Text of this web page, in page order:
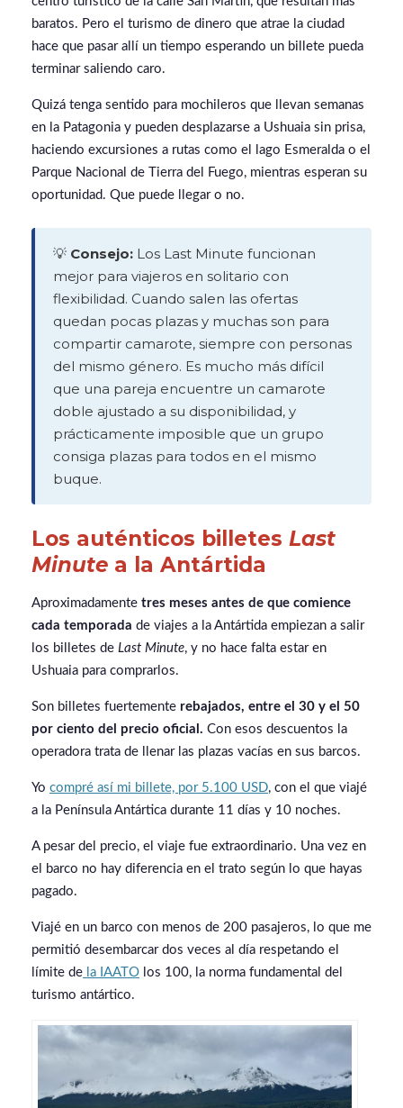
baratos. Pero el turismo de dinero que atrae la ciudad
hace que pasar allí un tiempo esperando un billete pueda
terminar saliendo caro.
Quizá tenga sentido para mochileros que llevan semanas
en la Patagonia y pueden desplazarse a Ushuaia sin prisa,
haciendo excursiones a rutas como el lago Esmeralda o el
Parque Nacional de Tierra del Fuego, mientras esperan su
oportunidad. Que puede llegar o no.
💡 Consejo: Los Last Minute funcionan
mejor para viajeros en solitario con
flexibilidad. Cuando salen las ofertas
quedan pocas plazas y muchas son para
compartir camarote, siempre con personas
del mismo género. Es mucho más difícil
que una pareja encuentre un camarote
doble ajustado a su disponibilidad, y
prácticamente imposible que un grupo
consiga plazas para todos en el mismo
buque.
Los auténticos billetes Last
Minute a la Antártida
Aproximadamente tres meses antes de que comience
cada temporada de viajes a la Antártida empiezan a salir
los billetes de Last Minute, y no hace falta estar en
Ushuaia para comprarlos.
Son billetes fuertemente rebajados, entre el 30 y el 50
por ciento del precio oficial. Con esos descuentos la
operadora trata de llenar las plazas vacías en sus barcos.
Yo compré así mi billete, por 5.100 USD, con el que viajé
a la Península Antártica durante 11 días y 10 noches.
A pesar del precio, el viaje fue extraordinario. Una vez en
el barco no hay diferencia en el trato según lo que hayas
pagado.
Viajé en un barco con menos de 200 pasajeros, lo que me
permitió desembarcar dos veces al día respetando el
límite de la IAATO los 100, la norma fundamental del
turismo antártico.